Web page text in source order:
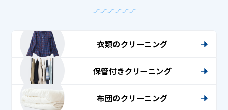
衣類のクリーニング
保管付きクリーニング
布団のクリーニング